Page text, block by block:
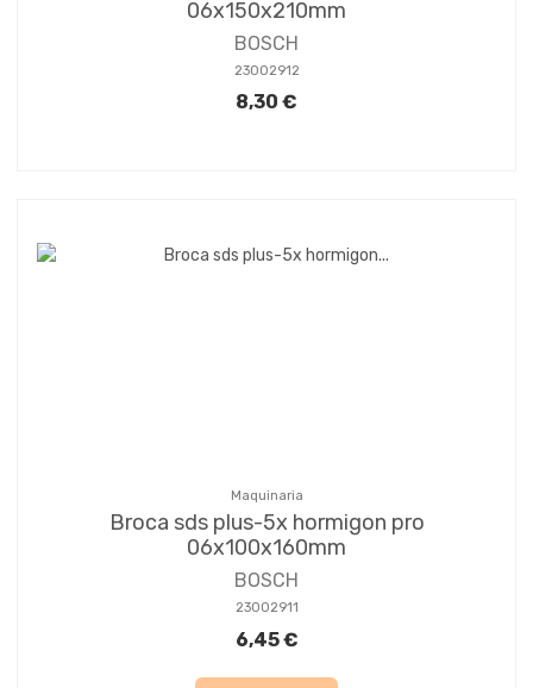
06x150x210mm
BOSCH
23002912
8,30 €
Maquinaria
Broca sds plus-5x hormigon pro
06x100x160mm
BOSCH
23002911
6,45 €